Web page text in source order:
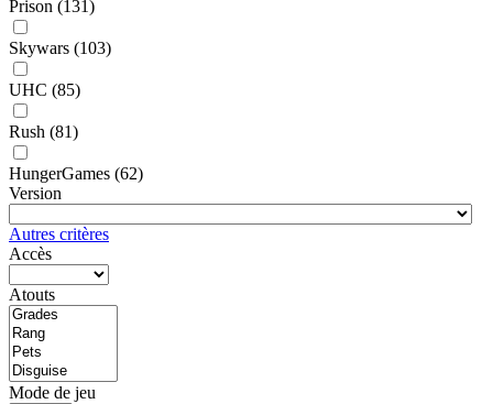
Prison (131)
Skywars (103)
UHC (85)
Rush (81)
HungerGames (62)
Version
Autres critères
Accès
Atouts
Mode de jeu